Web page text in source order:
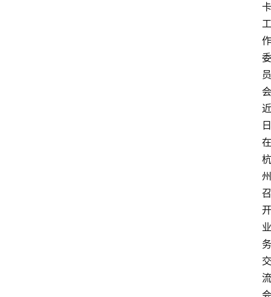
卡
工
作
委
员
会
近
日
在
杭
州
召
开
业
务
交
流
会